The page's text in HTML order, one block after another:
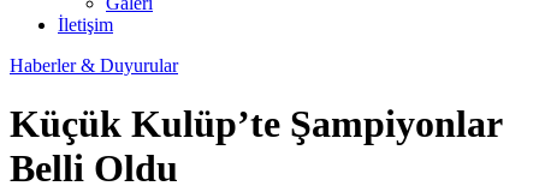
İletişim
Haberler & Duyurular
Küçük Kulüp’te Şampiyonlar
Belli Oldu